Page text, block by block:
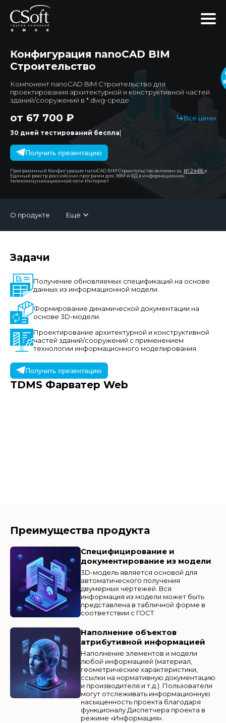
Конфигурация nanoCAD BIM
Строительство
Компонент nanoCAD BIM Строительство для
проектирования архитектурной и конструктивной частей
зданий/сооружений в *.dwg-среде
от 67 700 ₽ Все цены
30 дней тестирований бесплатно!
Получить презентацию
Программный Конфигурация nanoCAD BIM Строительство включен за № 24416 в
Единый реестр российских программ для ЭВМ и БД в информационно-
телекоммуникационной сети Интернет
О продукте Ещё
Задачи
Получение обновляемых спецификаций на основе
данных из информационной модели.
Формирование динамической документации на
основе 3D-модели.
Проектирование архитектурной и конструктивной
частей зданий/сооружений с применением
технологии информационного моделирования.
Получить презентацию
TDMS Фарватер Web
Преимущества продукта
Специфицирование и
документирование из модели
3D-модель является основой для
автоматического получения
двумерных чертежей. Вся
информация из модели может быть
представлена в табличной форме в
соответствии с ГОСТ.
Наполнение объектов
атрибутивной информацией
Наполнение элементов и модели
любой информацией (материал,
геометрические характеристики,
ссылки на нормативную документацию
и производителя и т.д.). Пользователи
могут отслеживать информационную
насыщенность проекта благодаря
функционалу Диспетчера проекта в
режиме «Информация».